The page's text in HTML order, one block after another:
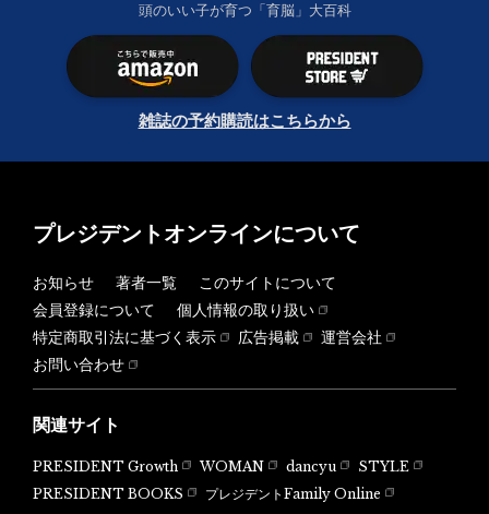
頭のいい子が育つ「育脳」大百科
雑誌の予約購読はこちらから
プレジデントオンラインについて
お知らせ 著者一覧
このサイトについて
会員登録について
個人情報の取り扱い
特定商取引法に基づく表示
広告掲載
運営会社
お問い合わせ
関連サイト
PRESIDENT Growth WOMAN dancyu
STYLE
PRESIDENT BOOKS
プレジデントFamily Online